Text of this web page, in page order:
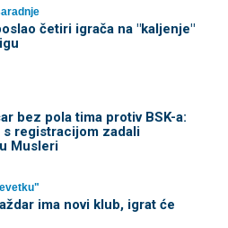
četiri igrača na "kaljenje"
bez pola tima protiv BSK-a:
s registracijom zadali
Musleri
ima novi klub, igrat će